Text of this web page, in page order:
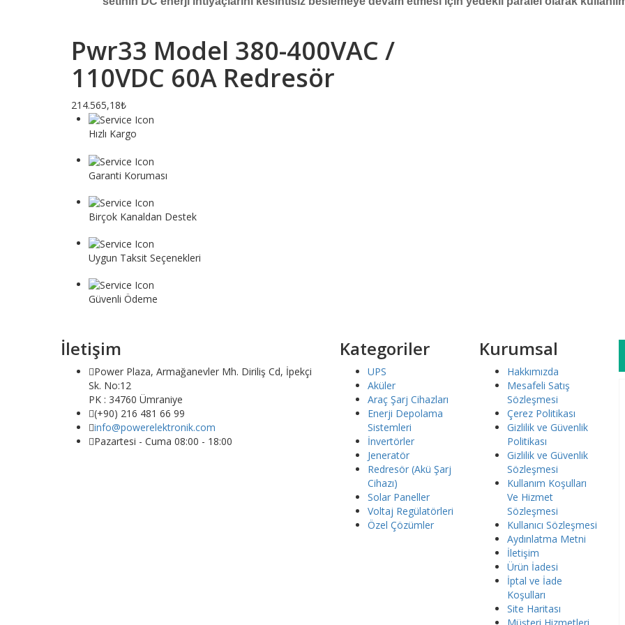
Pwr33 Model 380-400VAC /
110VDC 60A Redresör
214.565,18₺
Hızlı Kargo
Garanti Koruması
Birçok Kanaldan Destek
Uygun Taksit Seçenekleri
Güvenli Ödeme
İletişim
Power Plaza, Armağanevler Mh. Diriliş Cd, İpekçi
Sk. No:12
PK : 34760 Ümraniye
(+90) 216 481 66 99
info@powerelektronik.com
Pazartesi - Cuma 08:00 - 18:00
Kategoriler
UPS
Aküler
Araç Şarj Cihazları
Enerji Depolama
Sistemleri
İnvertörler
Jeneratör
Redresör (Akü Şarj
Cihazı)
Solar Paneller
Voltaj Regülatörleri
Özel Çözümler
Kurumsal
Hakkımızda
Mesafeli Satış
Sözleşmesi
Çerez Politikası
Gizlilik ve Güvenlik
Politikası
Gizlilik ve Güvenlik
Sözleşmesi
Kullanım Koşulları
Ve Hizmet
Sözleşmesi
Kullanıcı Sözleşmesi
Aydınlatma Metni
İletişim
Ürün İadesi
İptal ve İade
Koşulları
Site Haritası